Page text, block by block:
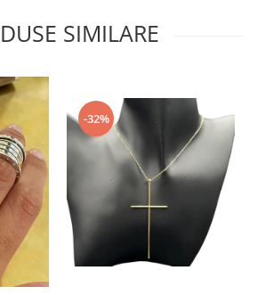
SIMILARE
-32%